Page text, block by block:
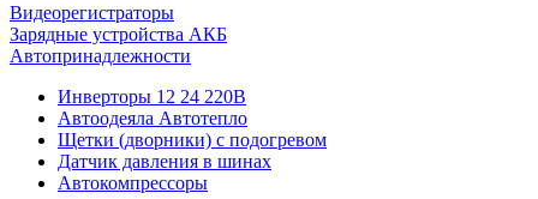
Видеорегистраторы
Зарядные устройства АКБ
Автопринадлежности
Инверторы 12 24 220В
Автоодеяла Автотепло
Щетки (дворники) с подогревом
Датчик давления в шинах
Автокомпрессоры